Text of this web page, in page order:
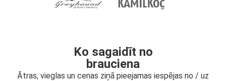
Ko sagaidīt no
brauciena
Ātras, vieglas un cenas ziņā pieejamas iespējas no / uz